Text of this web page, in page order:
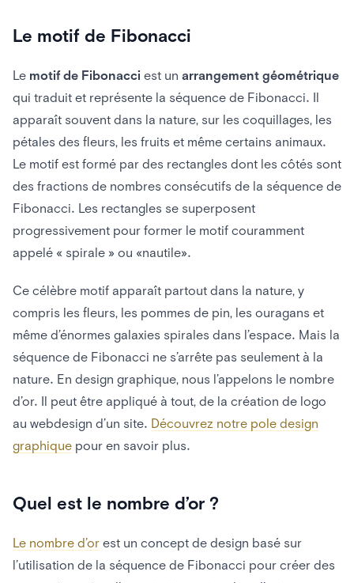
Le motif de Fibonacci
Le motif de Fibonacci est un arrangement géométrique
qui traduit et représente la séquence de Fibonacci. Il
apparaît souvent dans la nature, sur les coquillages, les
pétales des fleurs, les fruits et même certains animaux.
Le motif est formé par des rectangles dont les côtés sont
des fractions de nombres consécutifs de la séquence de
Fibonacci. Les rectangles se superposent
progressivement pour former le motif couramment
appelé « spirale » ou «nautile».
Ce célèbre motif apparaît partout dans la nature, y
compris les fleurs, les pommes de pin, les ouragans et
même d’énormes galaxies spirales dans l’espace. Mais la
séquence de Fibonacci ne s’arrête pas seulement à la
nature. En design graphique, nous l’appelons le nombre
d’or. Il peut être appliqué à tout, de la création de logo
au webdesign d’un site. Découvrez notre pole design
graphique pour en savoir plus.
Quel est le nombre d’or ?
Le nombre d’or est un concept de design basé sur
l’utilisation de la séquence de Fibonacci pour créer des